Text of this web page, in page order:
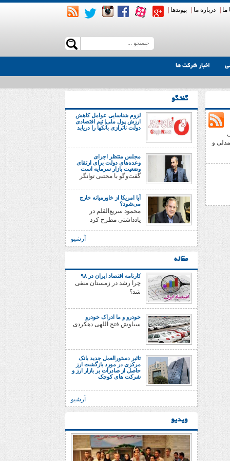
ما درباره ما پیوندها
اخبار شرکت ها
و
گفتگو
لزوم شناسایی عوامل کاهش
ارزش پول ملی| تیم اقتصادی
دولت ناترازی بانکها را دریابد
مجلس منتظر اجرای
وعده‌های دولت برای ارتقای
وضعیت بازار سرمایه است
گفت‌وگو با مجتبی توانگر
آیا امریکا از خاورمیانه خارج
می‌شود؟
محمود سریع‌القلم در
یادداشتی مطرح کرد
آرشیو
مقاله
کارنامه اقتصاد ایران در ۹۸
چرا رشد در زمستان منفی
شد؟
خودرو و ما ادراک خودرو
سیاوش فتح اللهی دهکردی
تاثیر دستورالعمل جدید بانک
مرکزی در مورد بازگشت ارز
حاصل از صادرات بر بازار ارز و
شرکت های کوچک
آرشیو
ویدیو